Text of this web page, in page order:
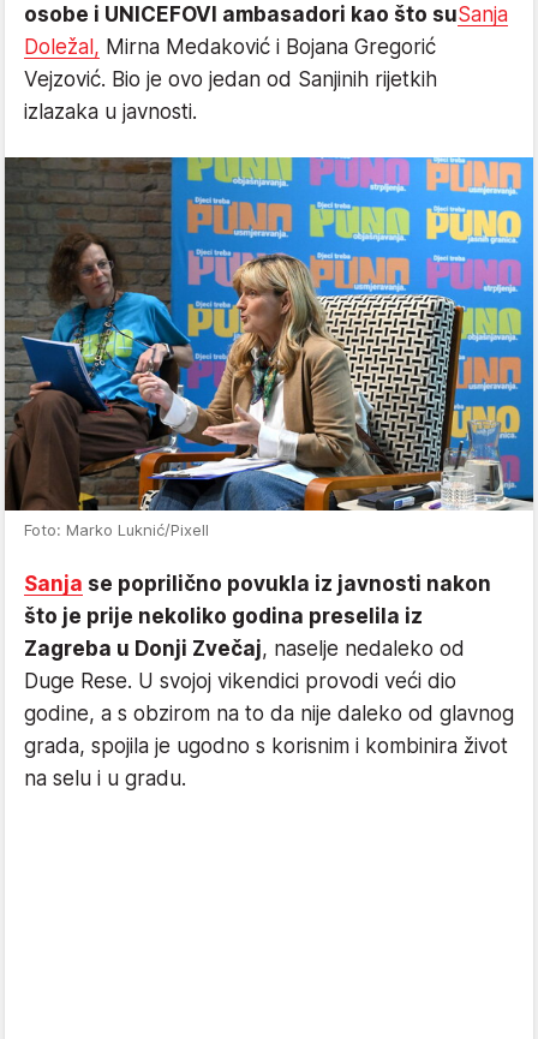
osobe i UNICEFOVI ambasadori kao što suSanja
Doležal, Mirna Medaković i Bojana Gregorić
Vejzović. Bio je ovo jedan od Sanjinih rijetkih
izlazaka u javnosti.
Foto: Marko Luknić/Pixell
Sanja se poprilično povukla iz javnosti nakon
što je prije nekoliko godina preselila iz
Zagreba u Donji Zvečaj, naselje nedaleko od
Duge Rese. U svojoj vikendici provodi veći dio
godine, a s obzirom na to da nije daleko od glavnog
grada, spojila je ugodno s korisnim i kombinira život
na selu i u gradu.